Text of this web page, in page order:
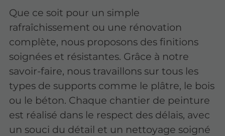
Que ce soit pour un simple
rafraîchissement ou une rénovation
complète, nous proposons des finitions
soignées et résistantes. Grâce à notre
savoir-faire, nous travaillons sur tous les
types de supports comme le plâtre, le bois
ou le béton. Chaque chantier de peinture
est réalisé dans le respect des délais, avec
un souci du détail et un nettoyage soigné